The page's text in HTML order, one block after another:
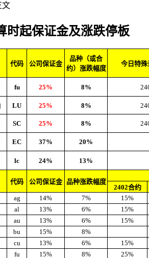
文
时起保证金及涨跌停板
代码 公司保证金
品种（或合
约）涨跌幅度
今日特
fu 25% 8%
LU 25% 8%
SC 25% 8%
EC 37% 20%
lc 24% 13%
代码 公司保证金 品种涨跌幅度
2402合约
ag 14% 7%
15%
al 13% 6%
15%
au 13% 6%
15%
bu 15%
8%
cu 13% 6%
15%
fu 15% 8%
25%